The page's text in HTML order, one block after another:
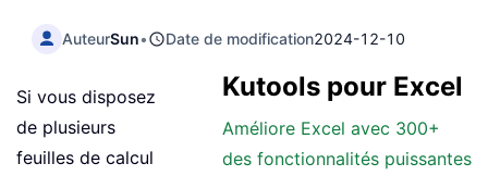
AuteurSun• Date de modification2024-12-10
Kutools pour Excel
Améliore Excel avec 300+
des fonctionnalités puissantes
Si vous disposez
de plusieurs
feuilles de calcul